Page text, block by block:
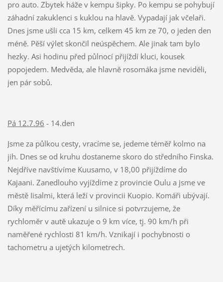
pro auto. Zbytek háže v kempu šipky. Po kempu se pohybují
záhadní zakuklenci s kuklou na hlavě. Vypadají jak včelaři.
Dnes jsme ušli cca 15 km, celkem 45 km ze 70, o jeden den
méně. Pěší výlet skončil neúspěchem. Ale jinak tam bylo
hezky. Asi hodinu před půlnocí přijíždí kluci, kousek
popojedem. Medvěda, ale hlavně rosomáka jsme neviděli,
jen pár sobů.
Pá 12.7.96 - 14.den
Jsme za půlkou cesty, vracíme se, jedeme téměř kolmo na
jih. Dnes se od kruhu dostaneme skoro do středního Finska.
Nejdříve navštívíme Kuusamo, v 18,00 přijíždíme do
Kajaani. Zanedlouho vyjíždíme z provincie Oulu a jsme ve
městě Iisalmi, která leží v provincii Kuopio. Komáři ubývají.
Díky měřícímu zařízení u silnice si potvrzujeme, že
rychloměr v autě ukazuje o 9 km více, tj. 90 km/h při
naměřené rychlosti 81 km/h. Vznikají i pochybnosti o
tachometru a ujetých kilometrech.